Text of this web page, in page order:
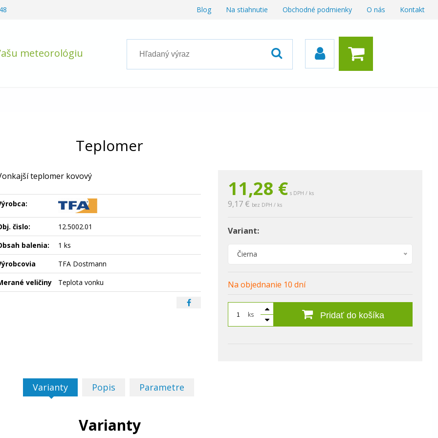
meteorológiu
Blog Na stiahnutie Obchodné podmienky O nás Kontakt
Teplomer
11,28 € s DPH / ks
9,17 € bez DPH / ks
Variant:
Čierna
Na objednanie 10 dní
ks Pridať do košíka
teplomer kovový
čislo:
12.5002.01
balenia:
1 ks
TFA Dostmann
veličiny
Teplota vonku
Varianty Popis Parametre
Varianty